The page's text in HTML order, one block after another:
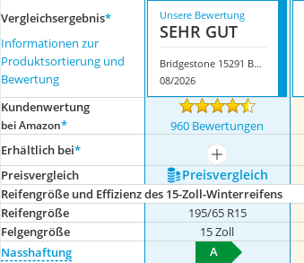
Vergleichsergebnis*
Informationen zur
Produktsortierung und
Bewertung
Unsere Bewertung
SEHR GUT
Bridgestone 15291 BLIZZAK LM005
08/2026
Kundenwertung
bei Amazon* 960 Bewertungen
Erhältlich bei*
mehr anzeigen
Preis­vergleich
Preis­vergleich
Reifengröße und Effizienz des 15-Zoll-Winterreifens
Reifengröße
195/65 R15
Felgengröße
15 Zoll
Nasshaftung
A